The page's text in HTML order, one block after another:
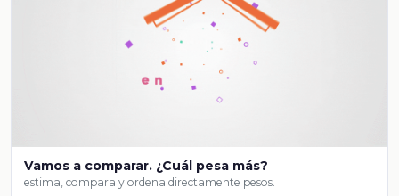
Vamos a comparar. ¿Cuál pesa más?
estima, compara y ordena directamente pesos.